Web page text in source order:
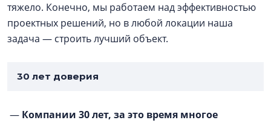
тяжело. Конечно, мы работаем над эффективностью
проектных решений, но в любой локации наша
задача — строить лучший объект.
30 лет доверия
— Компании 30 лет, за это время многое